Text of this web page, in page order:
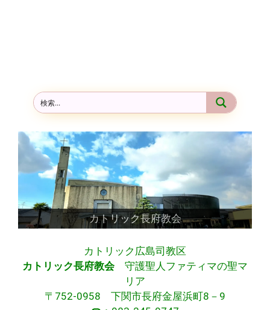
カトリック長府教会
カトリック広島司教区
カトリック長府教会 守護聖人ファティマの聖マ
リア
〒752-0958 下関市長府金屋浜町8－9